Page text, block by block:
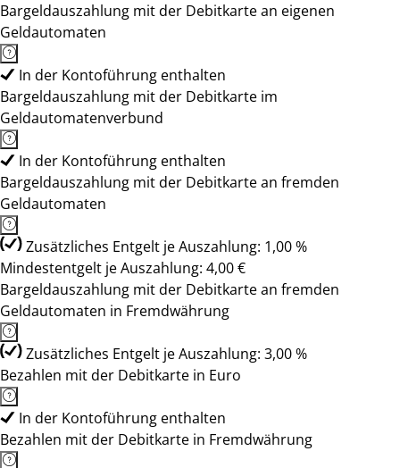
Bargeldauszahlung mit der Debitkarte an eigenen
Geldautomaten
In der Kontoführung enthalten
Bargeldauszahlung mit der Debitkarte im
Geldautomatenverbund
In der Kontoführung enthalten
Bargeldauszahlung mit der Debitkarte an fremden
Geldautomaten
Zusätzliches Entgelt je Auszahlung: 1,00 %
Mindestentgelt je Auszahlung: 4,00 €
Bargeldauszahlung mit der Debitkarte an fremden
Geldautomaten in Fremdwährung
Zusätzliches Entgelt je Auszahlung: 3,00 %
Bezahlen mit der Debitkarte in Euro
In der Kontoführung enthalten
Bezahlen mit der Debitkarte in Fremdwährung